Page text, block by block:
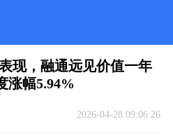
现，融通远见价值一年
涨幅5.94%
2026-04-28 09:06:26